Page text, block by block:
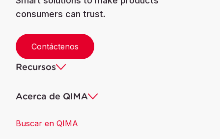
consumers can trust.
Contáctenos
Recursos
Acerca de QIMA
Buscar en QIMA